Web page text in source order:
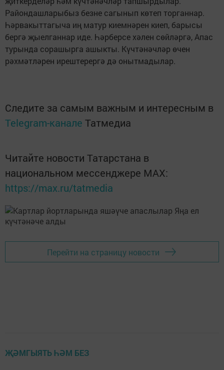
Райондашларыбыз безне сагынып көтеп торганнар.
Һәрвакыттагыча иң матур киемнәрен киеп, барысы
бергә җыелганнар иде. Һәрберсе хәлен сөйләргә, Апас
турында сорашырга ашыкты. Күчтәнәчләр өчен
рәхмәтләрен ирештерергә дә онытмадылар.
Следите за самым важным и интересным в
Telegram-канале Татмедиа
Читайте новости Татарстана в
национальном мессенджере MАХ:
https://max.ru/tatmedia
Перейти на страницу новости
ҖӘМГЫЯТЬ ҺӘМ БЕЗ